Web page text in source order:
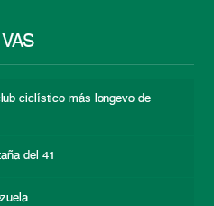
ciclístico más longevo de
del 41